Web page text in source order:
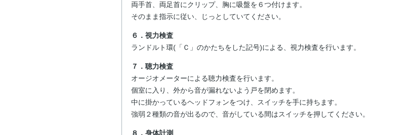
両手首、両足首にクリップ、胸に吸盤を６つ付けます。
そのまま指示に従い、じっとしていてください。
６．視力検査
ランドルト環(「Ｃ」のかたちをした記号)による、視力検査を行います。
７．聴力検査
オージオメーターによる聴力検査を行います。
個室に入り、外から音が漏れないよう戸を閉めます。
中に掛かっているヘッドフォンをつけ、スイッチを手に持ちます。
強弱２種類の音が出るので、音がしている間はスイッチを押してください。
８．身体計測